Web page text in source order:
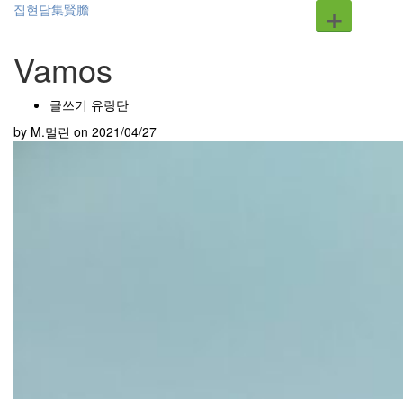
집현담集賢膽
+
Vamos
글쓰기 유랑단
by M.멀린 on 2021/04/27